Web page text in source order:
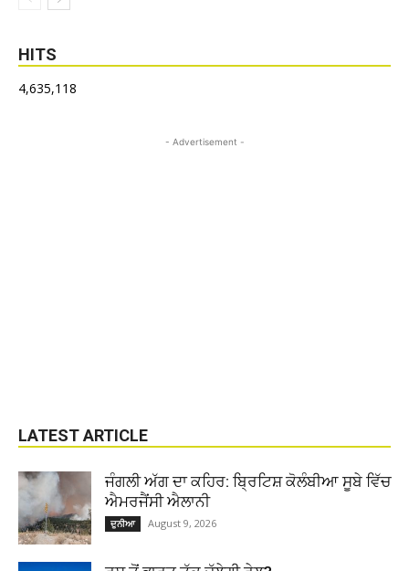
HITS
4,635,118
- Advertisement -
LATEST ARTICLE
ਜੰਗਲੀ ਅੱਗ ਦਾ ਕਹਿਰ: ਬ੍ਰਿਟਿਸ਼ ਕੋਲੰਬੀਆ ਸੂਬੇ ਵਿੱਚ
ਐਮਰਜੈਂਸੀ ਐਲਾਨੀ
ਦੁਨੀਆ August 9, 2026